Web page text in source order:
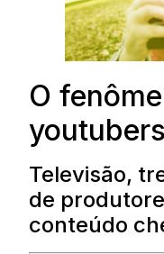
O
Televisão,
de
conteúdo